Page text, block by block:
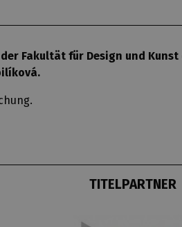
Fakultät für Design und
TITELPARTNER